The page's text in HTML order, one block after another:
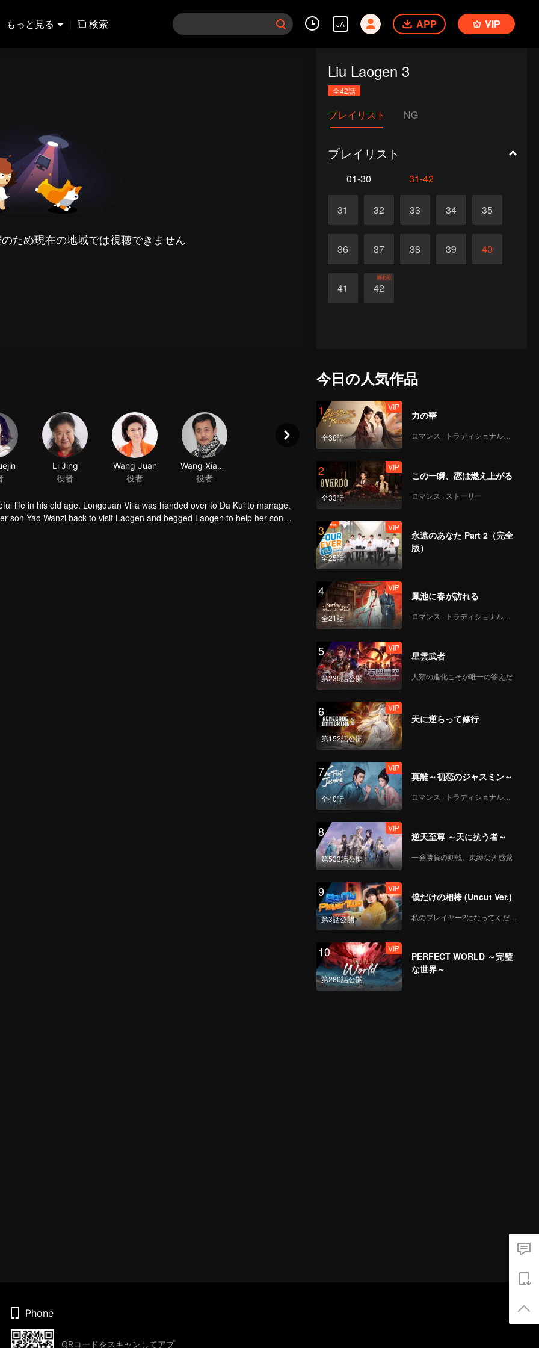
もっと見る | 検索 JA APP VIP
ため現在の地域では視聴できません
Liu Laogen 3
全42話
プレイリスト NG
プレイリスト
01-30 31-42
31 32 33 34 35
36 37 38 39 40
41 42
終わり
Li Jing
役者
Wang Juan
役者
Wang Xiaobao
役者
life in his old age. Longquan Villa was handed over to Da Kui to manage.
son Yao Wanzi back to visit Laogen and begged Laogen to help her son
the villa again. But he suddenly found that the operation of the villa was not
with Laogen’s granddaughter Shanshan, the Dining Secretary Han
今日の人気作品
1
全36話
VIP
力の華
ロマンス · トラディショナル・コスチューム
2
全33話
VIP
この一瞬、恋は燃え上がる
ロマンス · ストーリー
3
全25話
VIP
永遠のあなた Part 2（完全
版）
4
全21話
VIP
鳳池に春が訪れる
ロマンス · トラディショナル・コスチューム
5
第235話公開
VIP
星雲武者
人類の進化こそが唯一の答えだ
6
第152話公開
VIP
天に逆らって修行
7
全40話
VIP
莫離～初恋のジャスミン～
ロマンス · トラディショナル・コスチューム
8
第533話公開
VIP
逆天至尊 ～天に抗う者～
一発勝負の剣戟、束縛なき感覚
9
第3話公開
VIP
僕だけの相棒 (Uncut Ver.)
私のプレイヤー2になってください
10
第280話公開
VIP
PERFECT WORLD ～完璧
な世界～
Phone
QRコードをスキャンしてアプ